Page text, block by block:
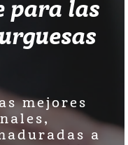
para las
mejores
a